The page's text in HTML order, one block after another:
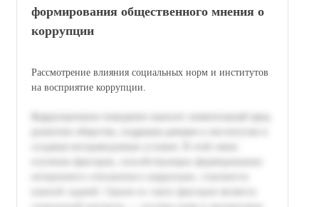
формирования общественного мнения о
коррупции
Рассмотрение влияния социальных норм и институтов
на восприятие коррупции.